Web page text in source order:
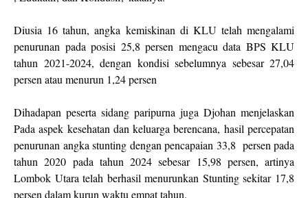
Diusia 16 tahun, angka kemiskinan di KLU telah mengalami
penurunan pada posisi 25,8 persen mengacu data BPS KLU
tahun 2021-2024, dengan kondisi sebelumnya sebesar 27,04
persen atau menurun 1,24 persen
Dihadapan peserta sidang paripurna juga Djohan menjelaskan
Pada aspek kesehatan dan keluarga berencana, hasil percepatan
penurunan angka stunting dengan pencapaian 33,8 persen pada
tahun 2020 pada tahun 2024 sebesar 15,98 persen, artinya
Lombok Utara telah berhasil menurunkan Stunting sekitar 17,8
persen dalam kurun waktu empat tahun.